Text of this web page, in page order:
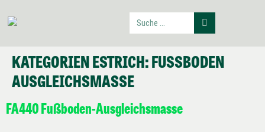
KATEGORIEN ESTRICH:FUSSBODEN A
USGLEICHSMASSE
FA440 Fußboden-Ausgleichsmasse